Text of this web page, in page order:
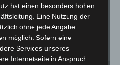
hat einen besonders hohen
Eine Nutzung der
ohne jede Angabe
möglich. Sofern eine
Services unseres
Internetseite in Anspruch